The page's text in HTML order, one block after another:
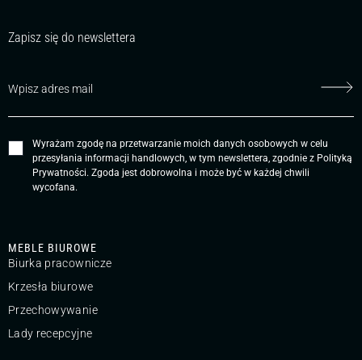
MEBLE BIUROWE
Biurka pracownicze
Krzesła biurowe
Przechowywanie
Lady recepcyjne
Zapisz się do newslettera
Wyrażam zgodę na przetwarzanie moich danych osobowych w celu
przesyłania informacji handlowych, w tym newslettera, zgodnie z Polityką
Prywatności. Zgoda jest dobrowolna i może być w każdej chwili
wycofana.